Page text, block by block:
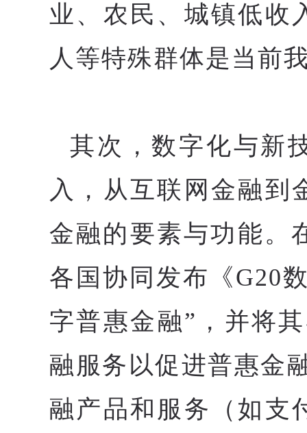
业、农民、城镇低收
人等特殊群体是当前
其次，数字化与新
入，从互联网金融到
金融的要素与功能。
各国协同发布《G20
字普惠金融”，并将
融服务以促进普惠金
融产品和服务（如支